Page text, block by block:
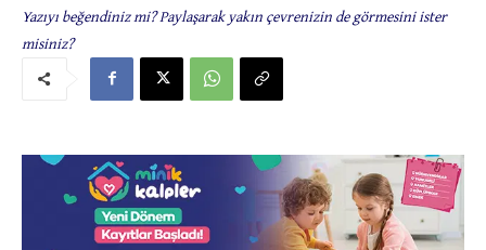
Yazıyı beğendiniz mi? Paylaşarak yakın çevrenizin de görmesini ister
misiniz?